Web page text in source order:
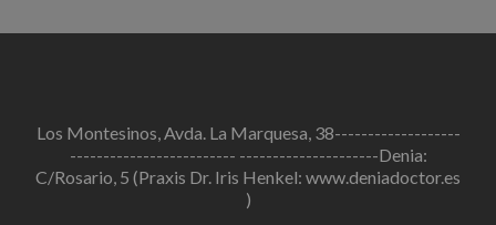
Los Montesinos, Avda. La Marquesa, 38-------------------
------------------------- ---------------------Denia:
C/Rosario, 5 (Praxis Dr. Iris Henkel: www.deniadoctor.es
)